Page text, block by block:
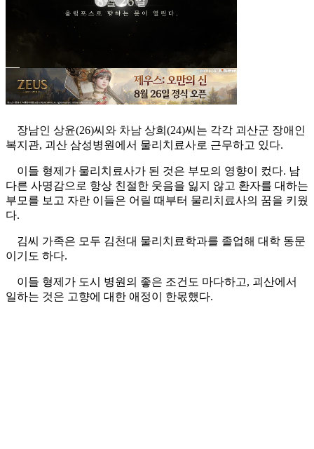
장남인 상윤(26)씨와 차남 상희(24)씨는 각각 괴산군 장애인
복지관, 괴산 삼성병원에서 물리치료사로 근무하고 있다.
이들 형제가 물리치료사가 된 것은 부모의 영향이 컸다. 남
다른 사명감으로 항상 친절한 웃음을 잃지 않고 환자를 대하는
부모를 보고 자란 이들은 어릴 때부터 물리치료사의 꿈을 키웠
다.
김씨 가족은 모두 김천대 물리치료학과를 졸업해 대학 동문
이기도 하다.
이들 형제가 도시 병원의 좋은 조건도 마다하고, 괴산에서
일하는 것은 고향에 대한 애정이 한몫했다.